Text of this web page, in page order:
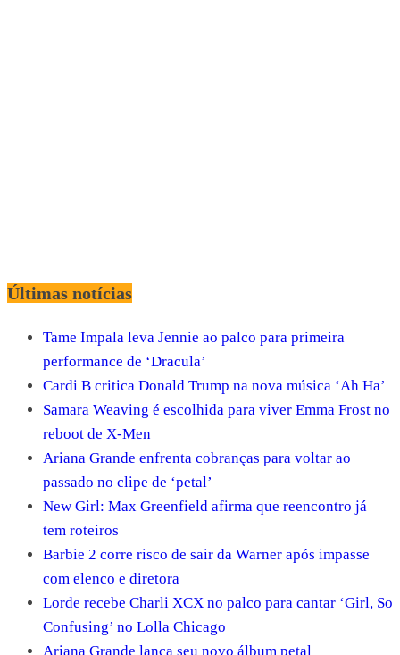
Últimas notícias
Tame Impala leva Jennie ao palco para primeira
performance de ‘Dracula’
Cardi B critica Donald Trump na nova música ‘Ah Ha’
Samara Weaving é escolhida para viver Emma Frost no
reboot de X-Men
Ariana Grande enfrenta cobranças para voltar ao
passado no clipe de ‘petal’
New Girl: Max Greenfield afirma que reencontro já
tem roteiros
Barbie 2 corre risco de sair da Warner após impasse
com elenco e diretora
Lorde recebe Charli XCX no palco para cantar ‘Girl, So
Confusing’ no Lolla Chicago
Ariana Grande lança seu novo álbum petal